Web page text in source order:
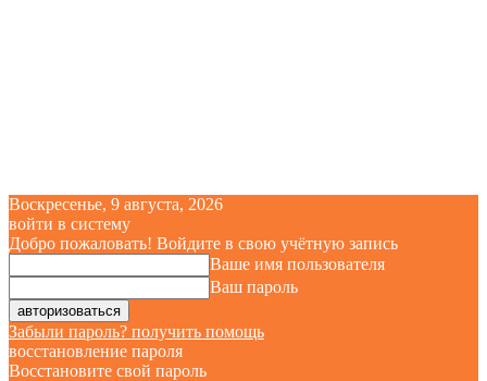
Воскресенье, 9 августа, 2026
войти в систему
Добро пожаловать! Войдите в свою учётную запись
Ваше имя пользователя
Ваш пароль
Забыли пароль? получить помощь
восстановление пароля
Восстановите свой пароль